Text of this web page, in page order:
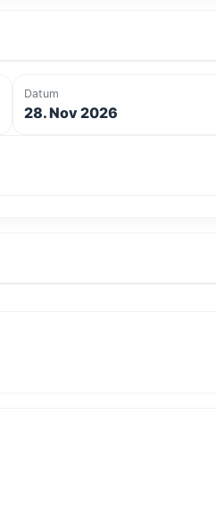
Datum
28. Nov 2026